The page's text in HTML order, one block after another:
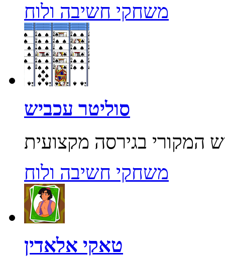
משחקי חשיבה ולוח
סוליטר עכביש
משחקי חשיבה ולוח
טאקי אלאדין